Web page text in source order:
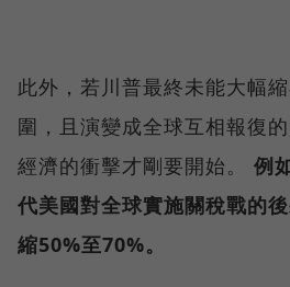
此外，若川普最終未能大幅
圍，且演變成全球互相報復
經濟的衝擊才剛要開始。 例
代美國對全球實施關稅戰的
縮50%至70%。